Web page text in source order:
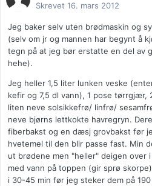
Skrevet 16. mars 2012
Jeg baker selv uten brødmaskin og
(selv om jr og mannen har begynt å
tegn på at jeg bør erstatte en del av
hehe).
Jeg heller 1,5 liter lunken veske
kefir og 7,5 dl vann), 1 pose tørrgjær,
liten neve solsikkefrø/ linfrø/
neve bjørns lettkokte havregryn.
fiberbakst og en dæsj grovbakst før
hvetemel til den blir passe fast. Min
ut brødene men "heller" deigen over
med vann på toppen (gir sprø
i 30-45 min før jeg steker dem på